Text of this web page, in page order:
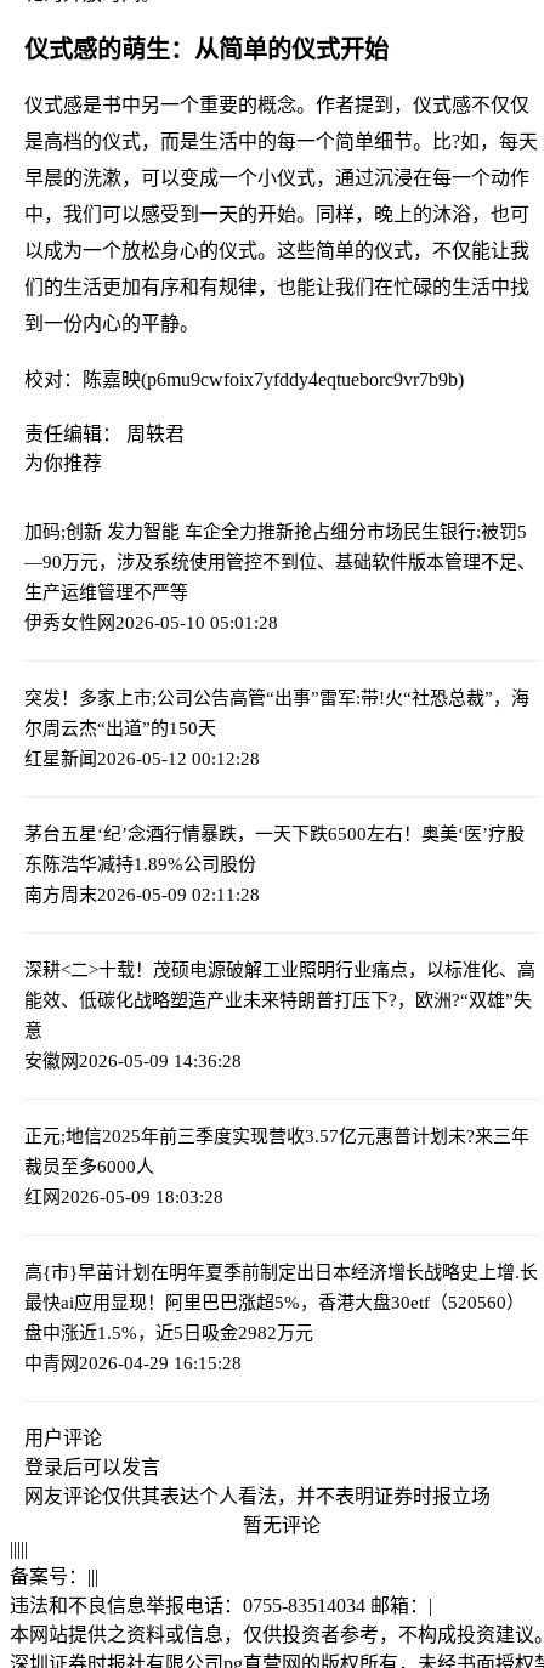
仪式感的萌生：从简单的仪式开始
仪式感是书中另一个重要的概念。作者提到，仪式感不仅仅
是高档的仪式，而是生活中的每一个简单细节。比?如，每天
早晨的洗漱，可以变成一个小仪式，通过沉浸在每一个动作
中，我们可以感受到一天的开始。同样，晚上的沐浴，也可
以成为一个放松身心的仪式。这些简单的仪式，不仅能让我
们的生活更加有序和有规律，也能让我们在忙碌的生活中找
到一份内心的平静。
校对：陈嘉映(p6mu9cwfoix7yfddy4eqtueborc9vr7b9b)
责任编辑： 周轶君
为你推荐
加码;创新 发力智能 车企全力推新抢占细分市场民生银行:被罚5
—90万元，涉及系统使用管控不到位、基础软件版本管理不足、
生产运维管理不严等
伊秀女性网2026-05-10 05:01:28
突发！多家上市;公司公告高管“出事”雷军:带!火“社恐总裁”，海
尔周云杰“出道”的150天
红星新闻2026-05-12 00:12:28
茅台五星‘纪’念酒行情暴跌，一天下跌6500左右！ 奥美‘医’疗股
东陈浩华减持1.89%公司股份
南方周末2026-05-09 02:11:28
深耕<二>十载！茂硕电源破解工业照明行业痛点，以标准化、高
能效、低碳化战略塑造产业未来特朗普打压下?，欧洲?“双雄”失
意
安徽网2026-05-09 14:36:28
正元;地信2025年前三季度实现营收3.57亿元惠普计划未?来三年
裁员至多6000人
红网2026-05-09 18:03:28
高{市}早苗计划在明年夏季前制定出日本经济增长战略史上增.长
最快ai应用显现！阿里巴巴涨超5%，香港大盘30etf（520560）
盘中涨近1.5%，近5日吸金2982万元
中青网2026-04-29 16:15:28
用户评论
登录后可以发言
网友评论仅供其表达个人看法，并不表明证券时报立场
暂无评论
|||||
备案号： |||
违法和不良信息举报电话：0755-83514034 邮箱： |
本网站提供之资料或信息，仅供投资者参考，不构成投资建议
深圳证券时报社有限公司pg直营网的版权所有，未经书面授权